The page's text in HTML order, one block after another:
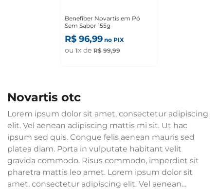
Benefiber Novartis em Pó
Sem Sabor 155g
R$ 96,99 no PIX
ou 1x de R$ 99,99
novartis otc
Lorem ipsum dolor sit amet, consectetur adipiscing
elit. Vel aenean adipiscing mattis mi sit. Ut hac
ipsum sed quis. Congue felis aenean mauris sed
platea diam. Porta in vulputate habitant velit
gravida commodo. Risus commodo, imperdiet sit
pharetra mattis leo amet. Lorem ipsum dolor sit
amet, consectetur adipiscing elit. Vel aenean